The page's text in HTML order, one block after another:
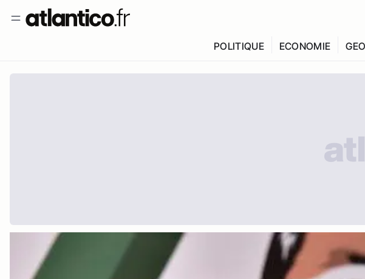
POLITIQUE ECONOMIE